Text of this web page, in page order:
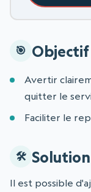
Objectif
Avertir
quitter le
Faciliter le
Il est possible